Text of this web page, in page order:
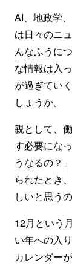
AI、地政学
は日々のニ
んなふうに
な情報は入
が過ぎてい
しょうか。
親として、
す必要にな
うなるの？
られたとき
しいと思うの
12月という
い年への入
カレンダー